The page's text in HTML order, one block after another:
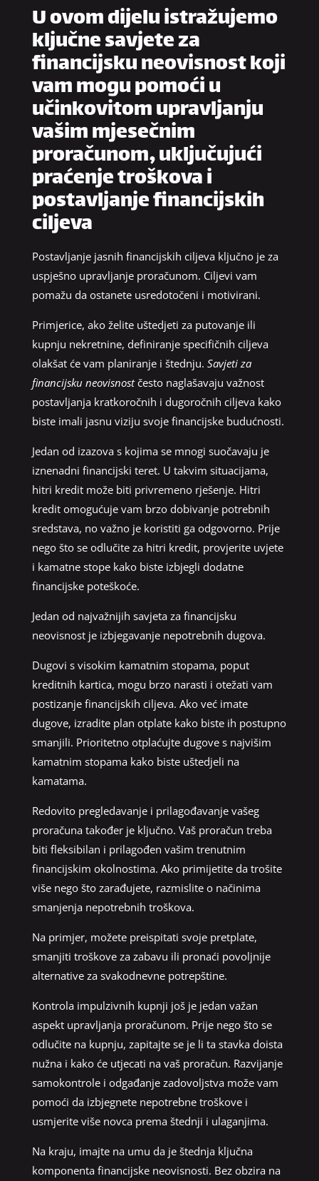
U ovom dijelu istražujemo
ključne savjete za
financijsku neovisnost koji
vam mogu pomoći u
učinkovitom upravljanju
vašim mjesečnim
proračunom, uključujući
praćenje troškova i
postavljanje financijskih
ciljeva
Postavljanje jasnih financijskih ciljeva ključno je za
uspješno upravljanje proračunom. Ciljevi vam
pomažu da ostanete usredotočeni i motivirani.
Primjerice, ako želite uštedjeti za putovanje ili
kupnju nekretnine, definiranje specifičnih ciljeva
olakšat će vam planiranje i štednju. Savjeti za
financijsku neovisnostčesto naglašavaju važnost
postavljanja kratkoročnih i dugoročnih ciljeva kako
biste imali jasnu viziju svoje financijske budućnosti.
Jedan od izazova s kojima se mnogi suočavaju je
iznenadni financijski teret. U takvim situacijama,
hitri kredit može biti privremeno rješenje. Hitri
kredit omogućuje vam brzo dobivanje potrebnih
sredstava, no važno je koristiti ga odgovorno. Prije
nego što se odlučite za hitri kredit, provjerite uvjete
i kamatne stope kako biste izbjegli dodatne
financijske poteškoće.
Jedan od najvažnijih savjeta za financijsku
neovisnost je izbjegavanje nepotrebnih dugova.
Dugovi s visokim kamatnim stopama, poput
kreditnih kartica, mogu brzo narasti i otežati vam
postizanje financijskih ciljeva. Ako već imate
dugove, izradite plan otplate kako biste ih postupno
smanjili. Prioritetno otplaćujte dugove s najvišim
kamatnim stopama kako biste uštedjeli na
kamatama.
Redovito pregledavanje i prilagođavanje vašeg
proračuna također je ključno. Vaš proračun treba
biti fleksibilan i prilagođen vašim trenutnim
financijskim okolnostima. Ako primijetite da trošite
više nego što zarađujete, razmislite o načinima
smanjenja nepotrebnih troškova.
Na primjer, možete preispitati svoje pretplate,
smanjiti troškove za zabavu ili pronaći povoljnije
alternative za svakodnevne potrepštine.
Kontrola impulzivnih kupnji još je jedan važan
aspekt upravljanja proračunom. Prije nego što se
odlučite na kupnju, zapitajte se je li ta stavka doista
nužna i kako će utjecati na vaš proračun. Razvijanje
samokontrole i odgađanje zadovoljstva može vam
pomoći da izbjegnete nepotrebne troškove i
usmjerite više novca prema štednji i ulaganjima.
Na kraju, imajte na umu da je štednja ključna
komponenta financijske neovisnosti. Bez obzira na